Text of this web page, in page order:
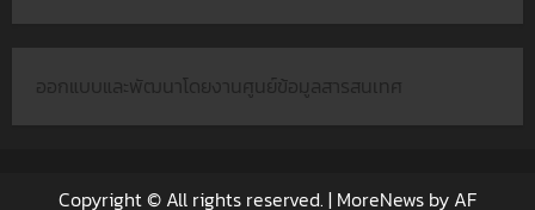
ออกแบบและพัฒนาโดยงานศูนย์ข้อมูลสารสนเทศ
Copyright © All rights reserved. | MoreNews by AF